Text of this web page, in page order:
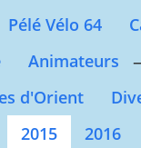
Pélé Vélo 64
Animateurs
d'Orient
2015 2016